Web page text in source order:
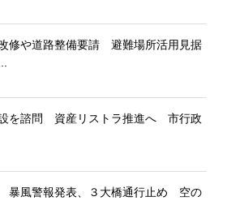
修や道路整備要請 避難場所活用見据
を諮問 資産リストラ推進へ 市行政
暴風警報発表、３大橋通行止め 空の